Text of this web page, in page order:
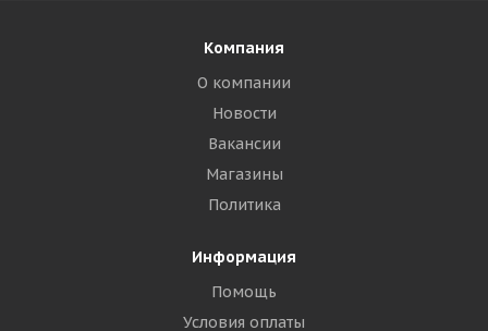
Компания
О компании
Новости
Вакансии
Магазины
Политика
Информация
Помощь
Условия оплаты